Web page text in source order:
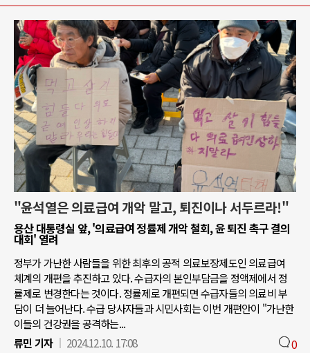
"윤석열은 의료급여 개악 말고, 퇴진이나 서두르라!"
용산 대통령실 앞, '의료급여 정률제 개악 철회, 윤 퇴진 촉구 결의
대회' 열려
정부가 가난한 사람들을 위한 최후의 공적 의료보장제도인 의료급여
체계의 개편을 추진하고 있다. 수급자의 본인부담금을 정액제에서 정
률제로 변경한다는 것이다. 정률제로 개편되면 수급자들의 의료비 부
담이 더 늘어난다. 수급 당사자들과 시민사회는 이번 개편안이 "가난한
이들의 건강권을 공격하는...
류민 기자
2024.12.10. 17:08 0